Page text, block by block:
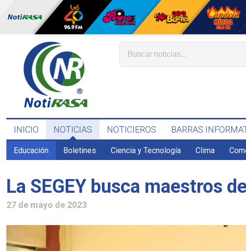
INICIO NOTICIAS NOTICIEROS BARRAS
Educación Boletines Ciencia y Tecnología Clima
La SEGEY busca maestros
27 de mayo de 2023